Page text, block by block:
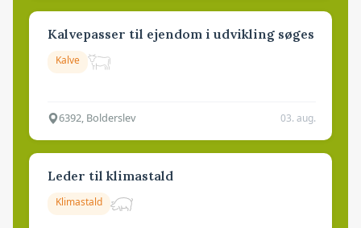
Kalvepasser til ejendom i udvikling søges
Kalve
6392, Bolderslev 03. aug.
Leder til klimastald
Klimastald